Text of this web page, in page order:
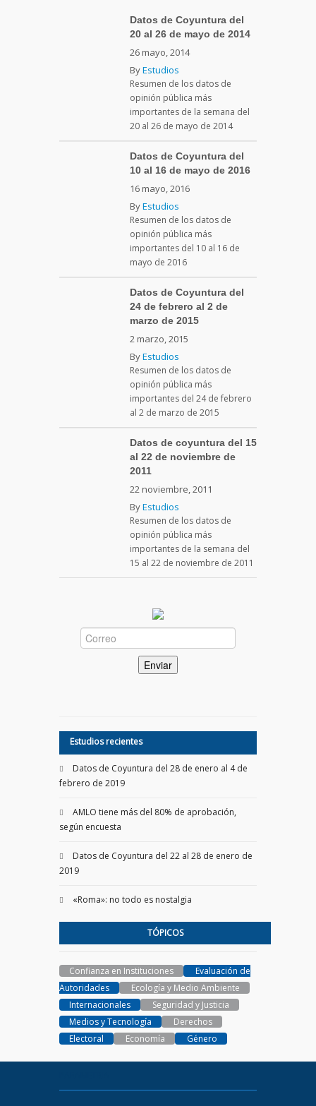
Datos de Coyuntura del
20 al 26 de mayo de 2014
26 mayo, 2014
ByEstudios
Resumen de los datos de
opinión pública más
importantes de la semana del
20 al 26 de mayo de 2014
Datos de Coyuntura del
10 al 16 de mayo de 2016
16 mayo, 2016
ByEstudios
Resumen de los datos de
opinión pública más
importantes del 10 al 16 de
mayo de 2016
Datos de Coyuntura del
24 de febrero al 2 de
marzo de 2015
2 marzo, 2015
ByEstudios
Resumen de los datos de
opinión pública más
importantes del 24 de febrero
al 2 de marzo de 2015
Datos de coyuntura del 15
al 22 de noviembre de
2011
22 noviembre, 2011
ByEstudios
Resumen de los datos de
opinión pública más
importantes de la semana del
15 al 22 de noviembre de 2011
Estudios recientes
Datos de Coyuntura del 28 de enero al 4 de
febrero de 2019
AMLO tiene más del 80% de aprobación,
según encuesta
Datos de Coyuntura del 22 al 28 de enero de
2019
«Roma»: no todo es nostalgia
TÓPICOS
Confianza en Instituciones
Evaluación de
Autoridades
Ecología y Medio Ambiente
Internacionales
Seguridad y Justicia
Medios y Tecnología
Derechos
Electoral
Economía Género